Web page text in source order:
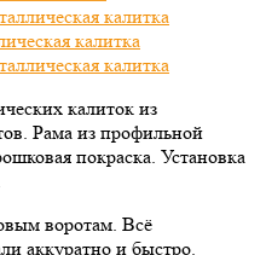
калиток из
Рама из профильной
покраска. Установка
воротам. Всё
аккуратно и быстро.